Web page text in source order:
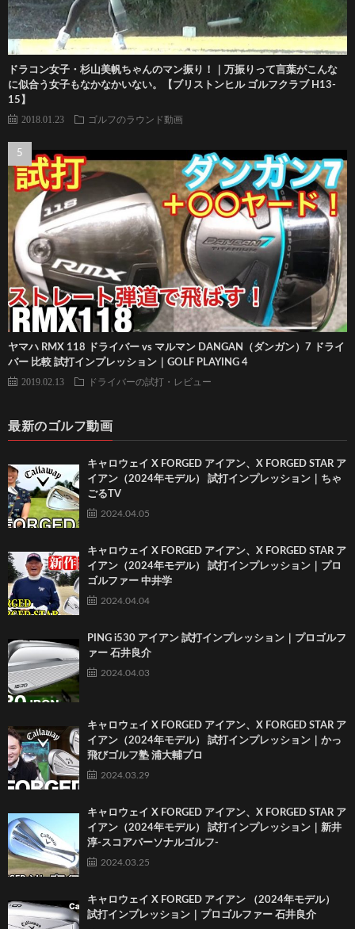
ドラコン女子・杉山美帆ちゃんのマン振り！｜万振りって言葉がこんな
に似合う女子もなかなかいない。【ブリストンヒル ゴルフクラブ H13-
15】
2018.01.23 ゴルフのラウンド動画
ヤマハ RMX 118 ドライバー vs マルマン DANGAN（ダンガン）7 ドライ
バー 比較 試打インプレッション｜GOLF PLAYING 4
2019.02.13 ドライバーの試打・レビュー
最新のゴルフ動画
キャロウェイ X FORGED アイアン、X FORGED STAR ア
イアン（2024年モデル） 試打インプレッション｜ちゃ
ごるTV
2024.04.05
キャロウェイ X FORGED アイアン、X FORGED STAR ア
イアン（2024年モデル） 試打インプレッション｜プロ
ゴルファー 中井学
2024.04.04
PING i530 アイアン 試打インプレッション｜プロゴルフ
ァー 石井良介
2024.04.03
キャロウェイ X FORGED アイアン、X FORGED STAR ア
イアン（2024年モデル） 試打インプレッション｜かっ
飛びゴルフ塾 浦大輔プロ
2024.03.29
キャロウェイ X FORGED アイアン、X FORGED STAR ア
イアン（2024年モデル） 試打インプレッション｜新井
淳-スコアパーソナルゴルフ-
2024.03.25
キャロウェイ X FORGED アイアン （2024年モデル）
試打インプレッション｜プロゴルファー 石井良介